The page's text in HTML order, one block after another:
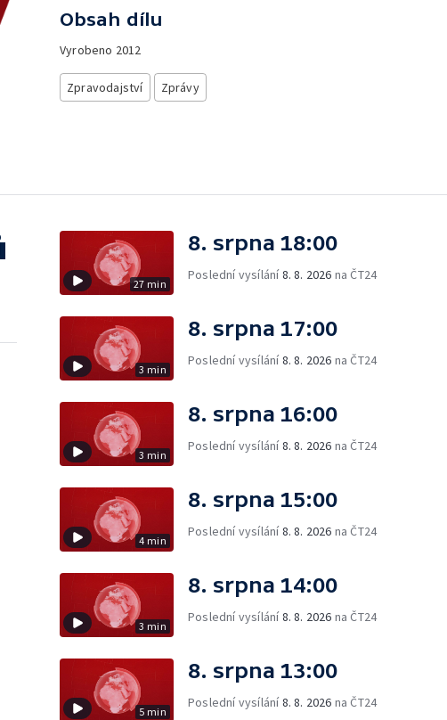
Obsah dílu
Vyrobeno 2012
Zpravodajství Zprávy
27 min
8. srpna 18:00
Poslední vysílání8. 8. 2026 na ČT24
3 min
8. srpna 17:00
Poslední vysílání8. 8. 2026 na ČT24
3 min
8. srpna 16:00
Poslední vysílání8. 8. 2026 na ČT24
4 min
8. srpna 15:00
Poslední vysílání8. 8. 2026 na ČT24
3 min
8. srpna 14:00
Poslední vysílání8. 8. 2026 na ČT24
5 min
8. srpna 13:00
Poslední vysílání8. 8. 2026 na ČT24